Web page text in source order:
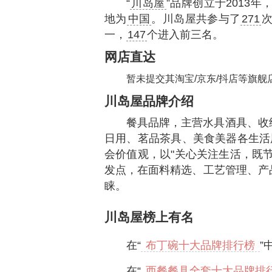
“ 川岛屋 ”品牌创立于2013年
地为 中国 。川岛屋共参与了 271
一， 147个进入前三名。
网店直达
暂未提交其淘宝/京东/抖店等旗舰
川岛屋品牌介绍
餐具品牌，主营水具酒具、
日用、茗品茶具、美食美器各生
会价值观，以"关心关注生活，既
发点，在面料精选、工艺管理、
睐。
川岛屋榜上有名
在“ 布丁碗十大品牌排行榜 ”